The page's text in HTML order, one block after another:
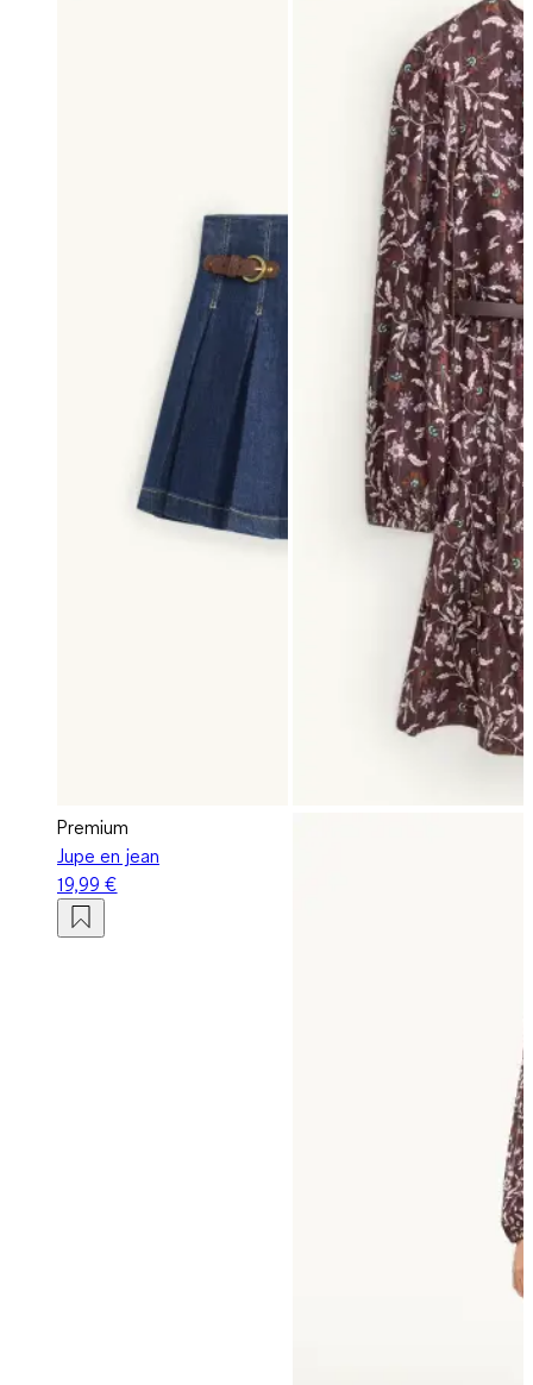
Premium
Jupe en jean
19,99 €